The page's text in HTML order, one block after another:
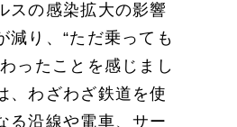
スの感染拡大の影響
減り、“ただ乗っても
ったことを感じまし
、わざわざ鉄道を使
る沿線や電車、サー